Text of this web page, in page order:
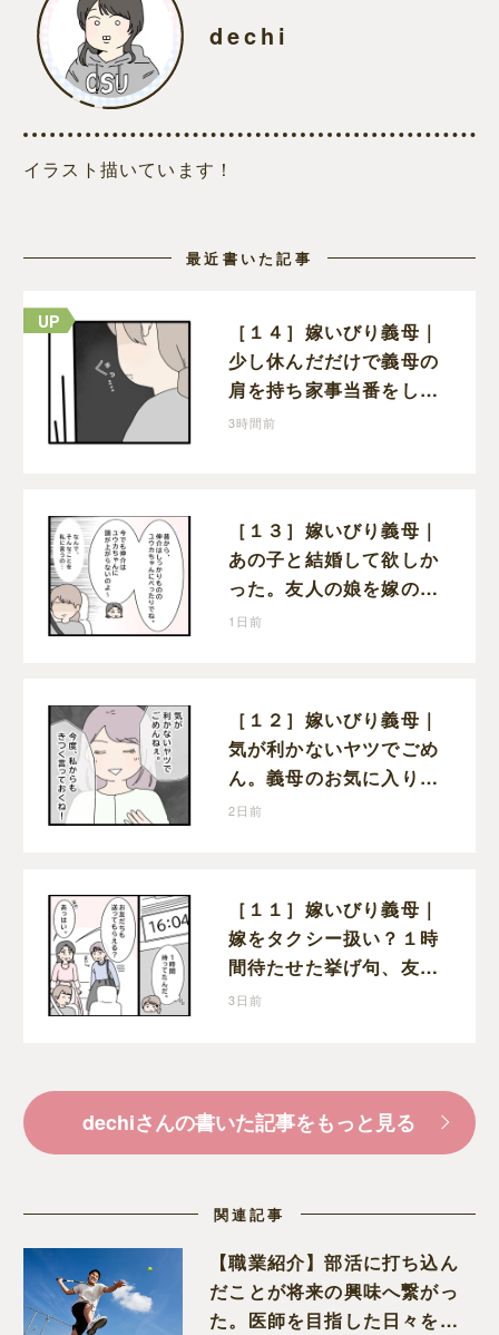
dechi
イラスト描いています！
最近書いた記事
［１４］嫁いびり義母｜
少し休んだだけで義母の
肩を持ち家事当番をしな
かったと責める夫
3時間前
［１３］嫁いびり義母｜
あの子と結婚して欲しか
った。友人の娘を嫁の前
で褒めちぎる無神経な義
1日前
［１２］嫁いびり義母｜
気が利かないヤツでごめ
ん。義母のお気に入り女
性が夫との親密さを匂わ
2日前
［１１］嫁いびり義母｜
嫁をタクシー扱い？１時
間待たせた挙げ句、友人
まで送らせる義母が図々
3日前
dechiさんの書いた記事をもっと見る
関連記事
【職業紹介】部活に打ち込ん
だことが将来の興味へ繋がっ
た。医師を目指した日々を振